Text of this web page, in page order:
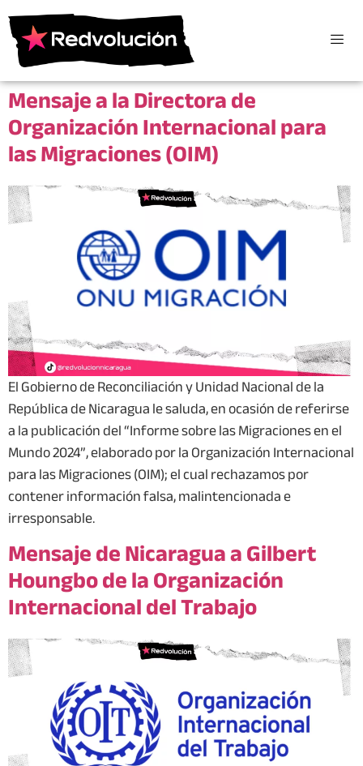
Mensaje a la Directora de
Organización Internacional para
las Migraciones (OIM)
El Gobierno de Reconciliación y Unidad Nacional de la
República de Nicaragua le saluda, en ocasión de referirse
a la publicación del “Informe sobre las Migraciones en el
Mundo 2024”, elaborado por la Organización Internacional
para las Migraciones (OIM); el cual rechazamos por
contener información falsa, malintencionada e
irresponsable.
Mensaje de Nicaragua a Gilbert
Houngbo de la Organización
Internacional del Trabajo